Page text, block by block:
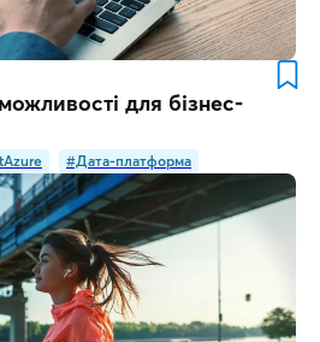
для бізнес-
#Дата-платформа